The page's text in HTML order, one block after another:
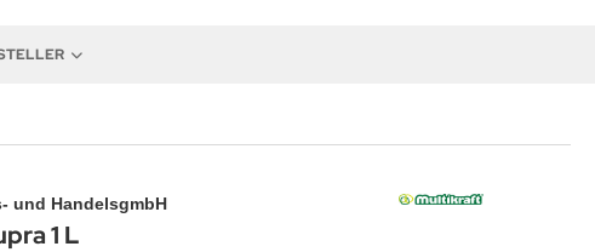
und HandelsgmbH
1 L